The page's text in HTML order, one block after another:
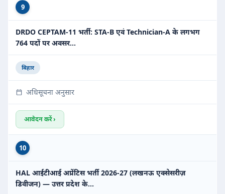
9
DRDO CEPTAM-11 भर्ती: STA-B एवं Technician-A के लगभग
764 पदों पर अवसर…
बिहार
अधिसूचना अनुसार
आवेदन करें ›
10
HAL आईटीआई अप्रेंटिस भर्ती 2026-27 (लखनऊ एक्सेसरीज़
डिवीजन) — उत्तर प्रदेश के…